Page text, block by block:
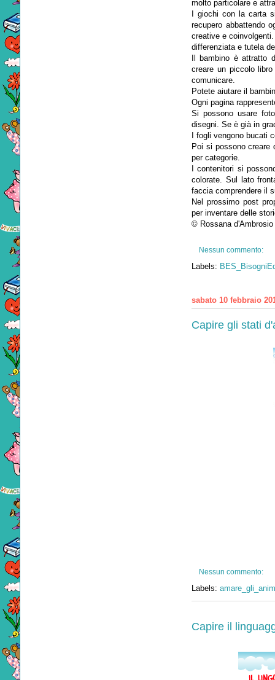
molto particolare e
I giochi con la carta
recupero abbattendo
creative e
differenziata e tutela
Il bambino è attratto
creare un piccolo
comunicare.
Potete aiutare il
Ogni pagina
Si possono usare
disegni. Se è già in
I fogli vengono bucati
Poi si possono creare
per categorie.
I contenitori si
colorate. Sul lato
faccia comprendere il
Nel prossimo post
per inventare delle
© Rossana d'Ambrosio
Nessun commento:
Labels:
sabato 10 febbraio
Capire gli stati
Nessun commento:
Labels:
Capire il